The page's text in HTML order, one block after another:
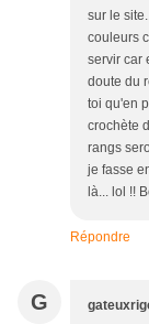
sur le
couleurs
servir car
doute du
toi qu'en
crochète
rangs
je fasse
là... lol !!
Répondre
G